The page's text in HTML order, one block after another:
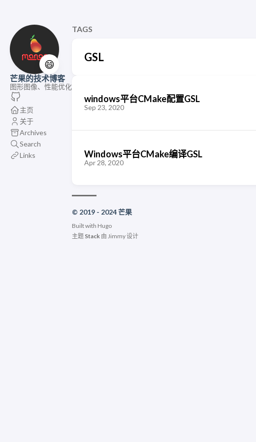
😄
芒果的技术博客
图形图像、性能优化
主页
关于
Archives
Search
Links
TAGS
GSL
windows平台CMake配置GSL
Sep 23, 2020
Windows平台CMake编译GSL
Apr 28, 2020
© 2019 - 2024 芒果
Built with Hugo
主题 Stack 由 Jimmy设计